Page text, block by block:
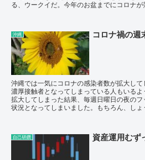
る、ウークイだ。今年のお盆までにコロナが
沖縄 コロナ禍の週
沖縄では一気にコロナの感染者数が拡大し
濃厚接触者となってしまっている人もいる
拡大してしまった結果、毎週日曜日の夜の
状況となってしまいました。もちろん、し
自己研鑽 資産運用むず